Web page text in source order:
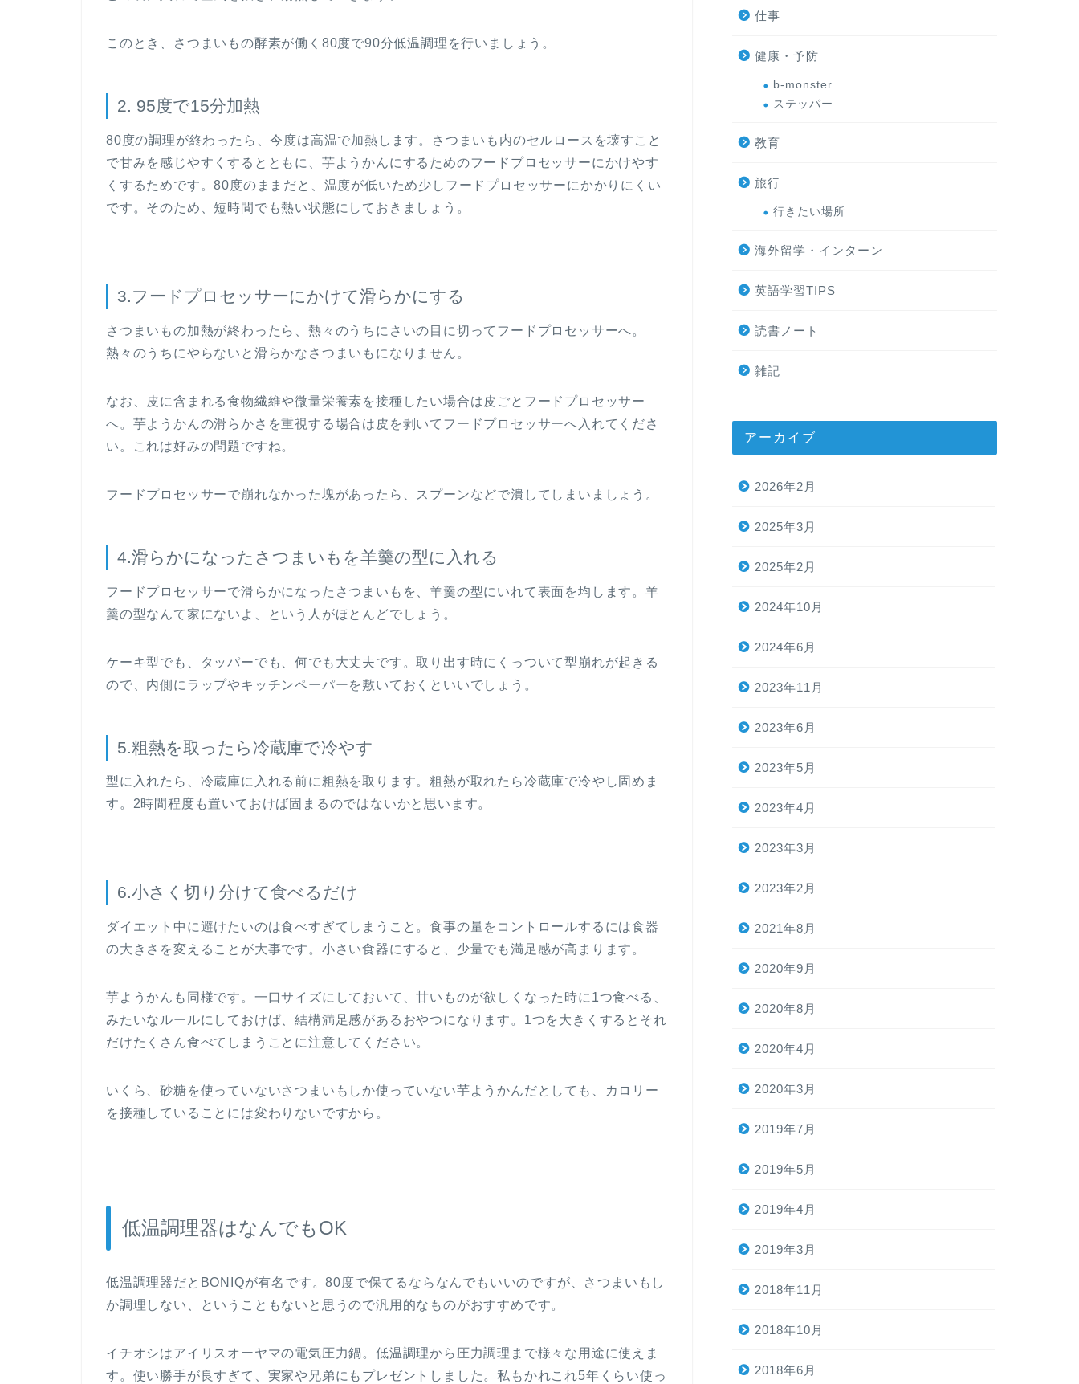
このとき、さつまいもの酵素が働く80度で90分低温調理を行いましょう。
2. 95度で15分加熱
80度の調理が終わったら、今度は高温で加熱します。さつまいも内のセルロースを壊すこと
で甘みを感じやすくするとともに、芋ようかんにするためのフードプロセッサーにかけやす
くするためです。80度のままだと、温度が低いため少しフードプロセッサーにかかりにくい
です。そのため、短時間でも熱い状態にしておきましょう。
3.フードプロセッサーにかけて滑らかにする
さつまいもの加熱が終わったら、熱々のうちにさいの目に切ってフードプロセッサーへ。
熱々のうちにやらないと滑らかなさつまいもになりません。
なお、皮に含まれる食物繊維や微量栄養素を接種したい場合は皮ごとフードプロセッサー
へ。芋ようかんの滑らかさを重視する場合は皮を剥いてフードプロセッサーへ入れてくださ
い。これは好みの問題ですね。
フードプロセッサーで崩れなかった塊があったら、スプーンなどで潰してしまいましょう。
4.滑らかになったさつまいもを羊羹の型に入れる
フードプロセッサーで滑らかになったさつまいもを、羊羹の型にいれて表面を均します。羊
羹の型なんて家にないよ、という人がほとんどでしょう。
ケーキ型でも、タッパーでも、何でも大丈夫です。取り出す時にくっついて型崩れが起きる
ので、内側にラップやキッチンペーパーを敷いておくといいでしょう。
5.粗熱を取ったら冷蔵庫で冷やす
型に入れたら、冷蔵庫に入れる前に粗熱を取ります。粗熱が取れたら冷蔵庫で冷やし固めま
す。2時間程度も置いておけば固まるのではないかと思います。
6.小さく切り分けて食べるだけ
ダイエット中に避けたいのは食べすぎてしまうこと。食事の量をコントロールするには食器
の大きさを変えることが大事です。小さい食器にすると、少量でも満足感が高まります。
芋ようかんも同様です。一口サイズにしておいて、甘いものが欲しくなった時に1つ食べる、
みたいなルールにしておけば、結構満足感があるおやつになります。1つを大きくするとそれ
だけたくさん食べてしまうことに注意してください。
いくら、砂糖を使っていないさつまいもしか使っていない芋ようかんだとしても、カロリー
を接種していることには変わりないですから。
低温調理器はなんでもOK
低温調理器だとBONIQが有名です。80度で保てるならなんでもいいのですが、さつまいもし
か調理しない、ということもないと思うので汎用的なものがおすすめです。
イチオシはアイリスオーヤマの電気圧力鍋。低温調理から圧力調理まで様々な用途に使えま
す。使い勝手が良すぎて、実家や兄弟にもプレゼントしました。私もかれこれ5年くらい使っ
仕事
健康・予防
b-monster
ステッパー
教育
旅行
行きたい場所
海外留学・インターン
英語学習TIPS
読書ノート
雑記
アーカイブ
2026年2月
2025年3月
2025年2月
2024年10月
2024年6月
2023年11月
2023年6月
2023年5月
2023年4月
2023年3月
2023年2月
2021年8月
2020年9月
2020年8月
2020年4月
2020年3月
2019年7月
2019年5月
2019年4月
2019年3月
2018年11月
2018年10月
2018年6月